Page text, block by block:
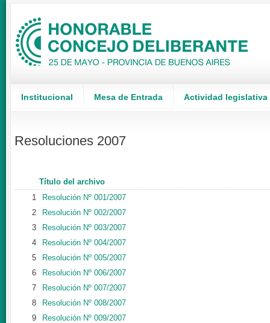
Institucional Mesa de Entrada Actividad legislativa
Resoluciones 2007
Título del archivo
1
Resolución Nº 001/2007
2
Resolución Nº 002/2007
3
Resolución Nº 003/2007
4
Resolución Nº 004/2007
5
Resolución Nº 005/2007
6
Resolución Nº 006/2007
7
Resolución Nº 007/2007
8
Resolución Nº 008/2007
9
Resolución Nº 009/2007